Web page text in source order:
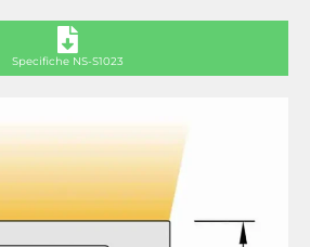
Specifiche NS-S1023